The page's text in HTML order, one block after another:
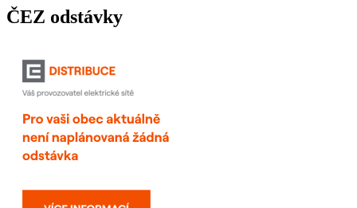
ČEZ odstávky